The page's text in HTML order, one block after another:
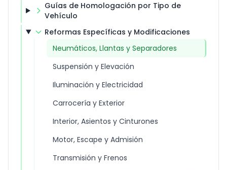
Guías de Homologación por Tipo de
Vehículo
Reformas Específicas y Modificaciones
Neumáticos, Llantas y Separadores
Suspensión y Elevación
Iluminación y Electricidad
Carrocería y Exterior
Interior, Asientos y Cinturones
Motor, Escape y Admisión
Transmisión y Frenos